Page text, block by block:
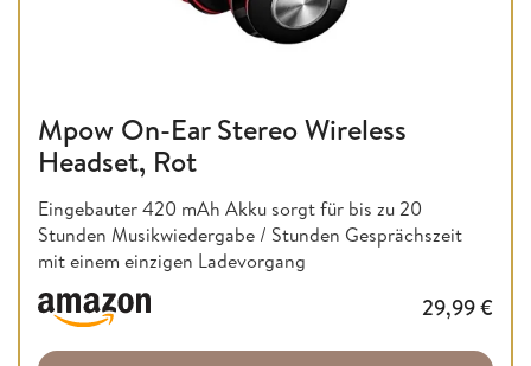
Mpow On-Ear Stereo Wireless
Headset, Rot
Eingebauter 420 mAh Akku sorgt für bis zu 20
Stunden Musikwiedergabe / Stunden Gesprächszeit
mit einem einzigen Ladevorgang
29,99€